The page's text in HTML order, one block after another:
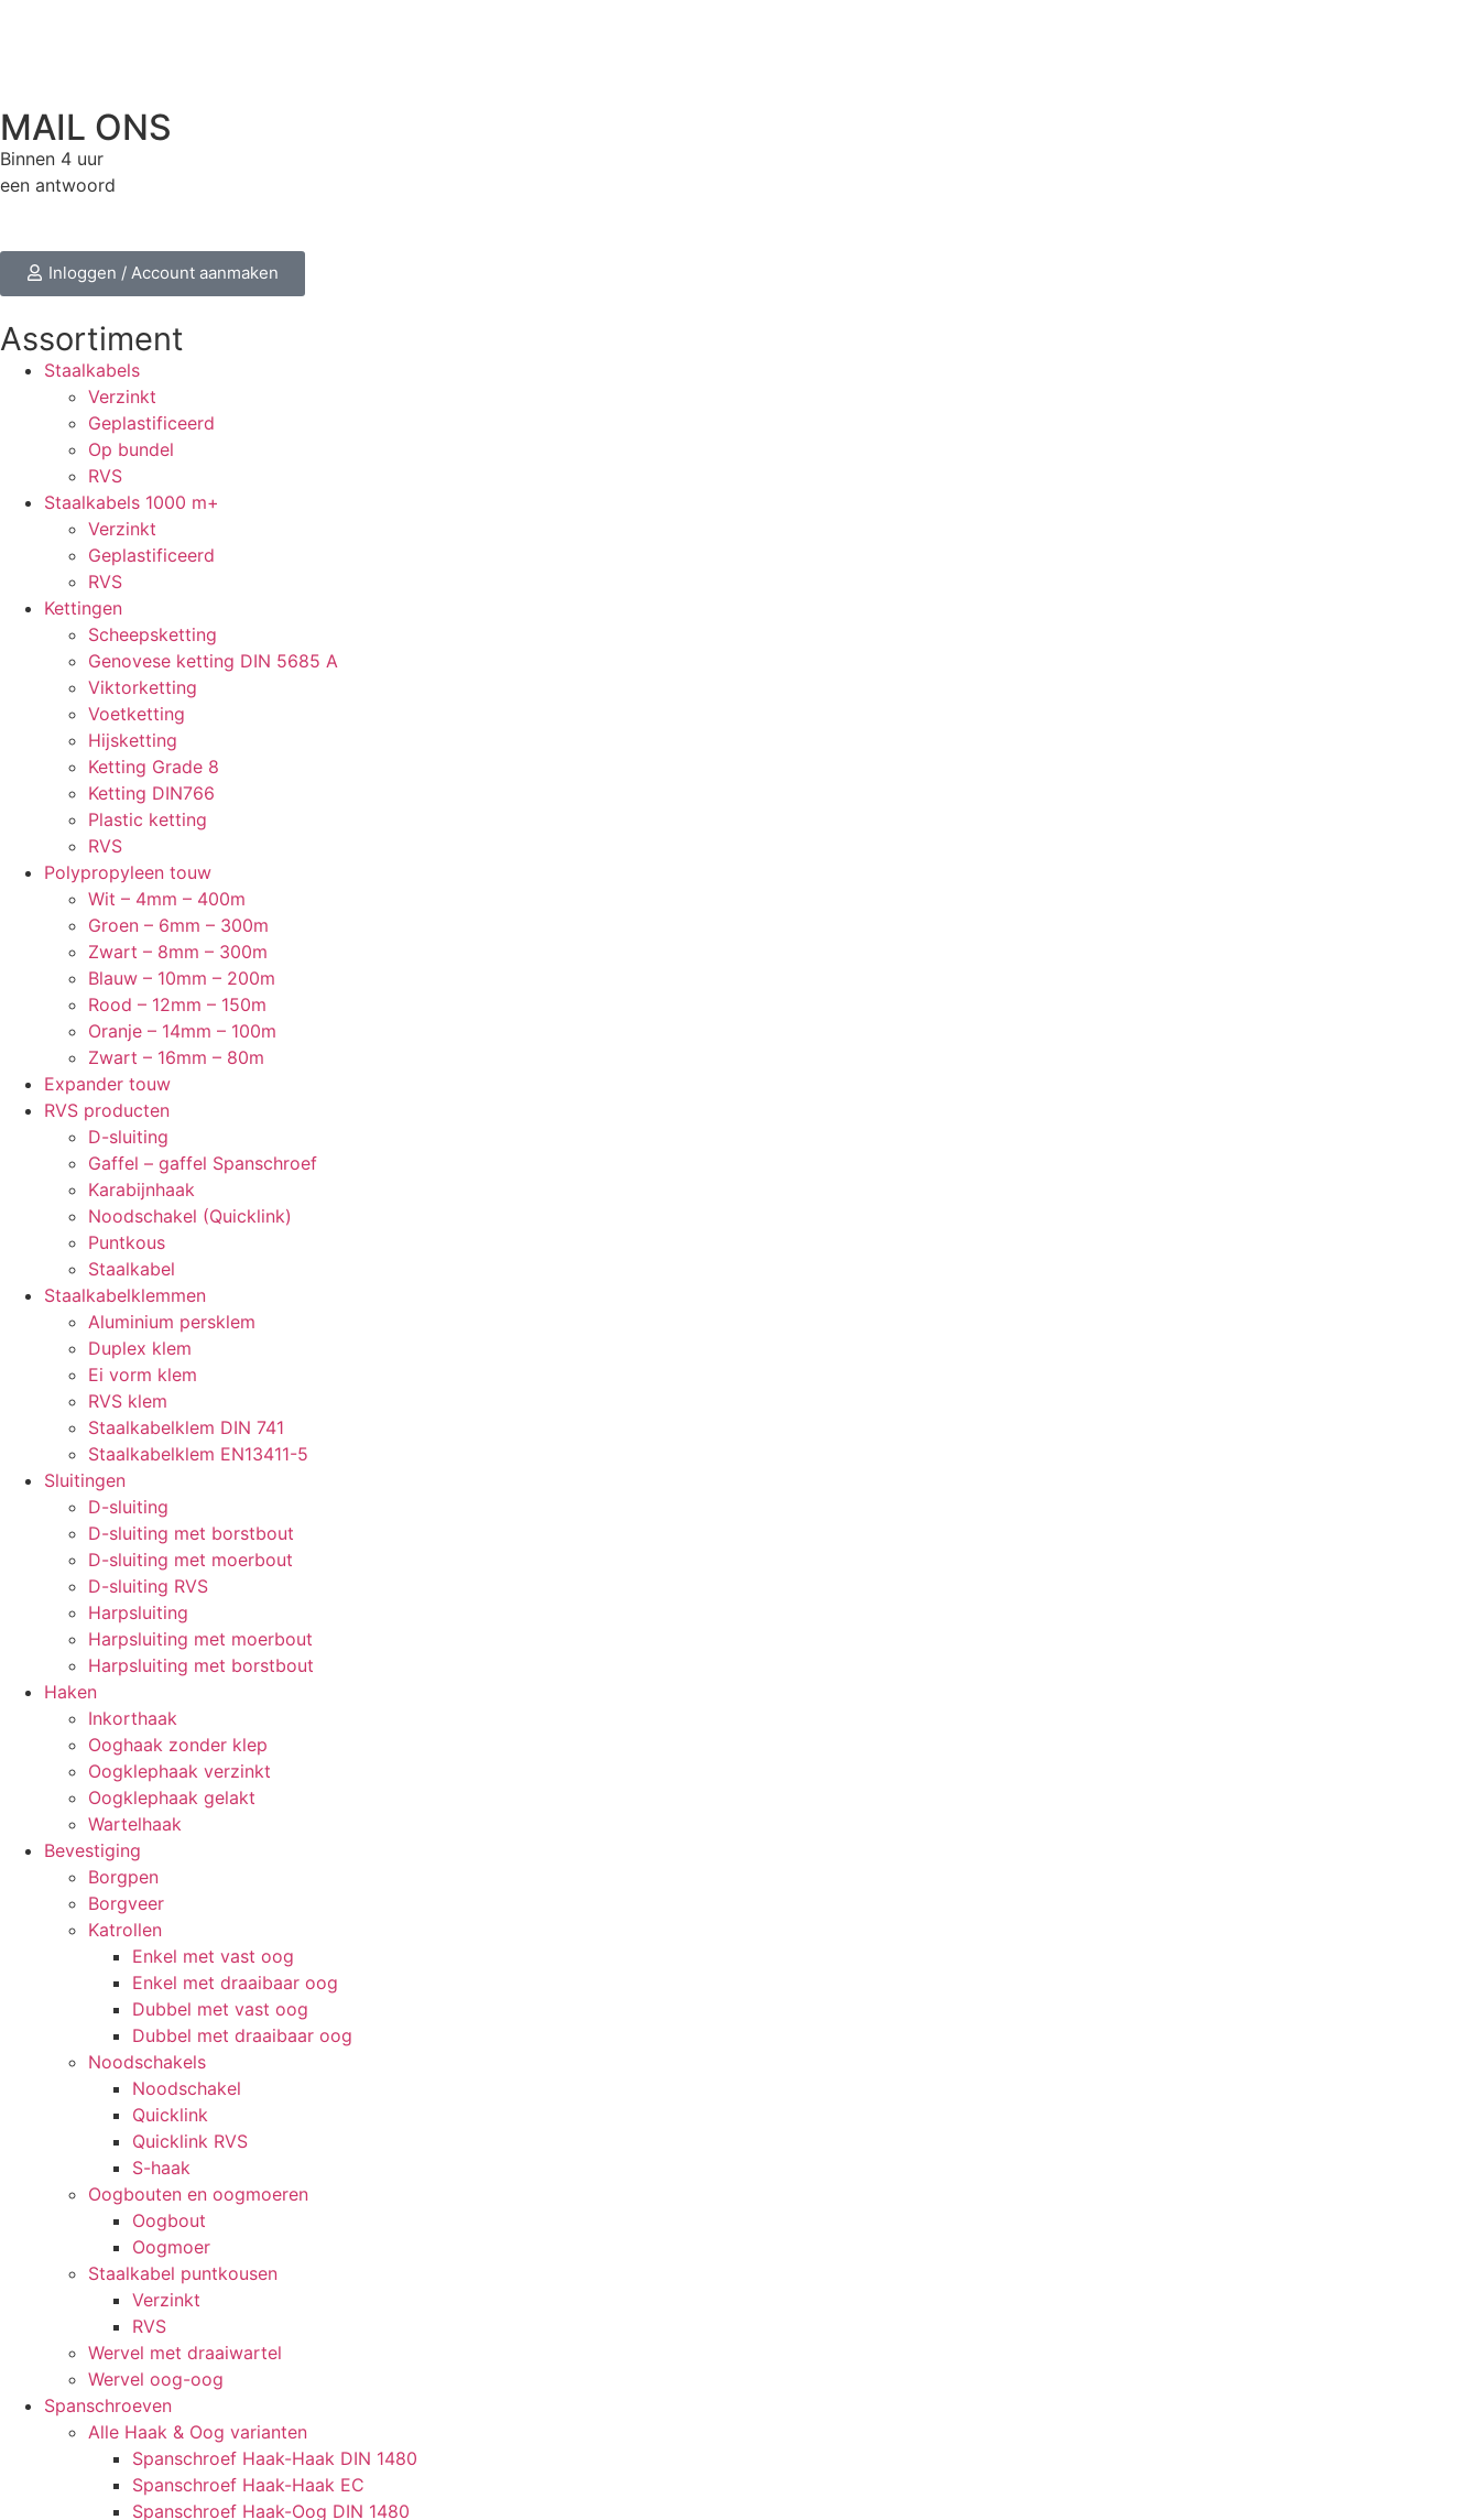
MAIL ONS
Binnen 4 uur
een antwoord
Inloggen / Account aanmaken
Assortiment
Staalkabels
Verzinkt
Geplastificeerd
Op bundel
RVS
Staalkabels 1000 m+
Verzinkt
Geplastificeerd
RVS
Kettingen
Scheepsketting
Genovese ketting DIN 5685 A
Viktorketting
Voetketting
Hijsketting
Ketting Grade 8
Ketting DIN766
Plastic ketting
RVS
Polypropyleen touw
Wit – 4mm – 400m
Groen – 6mm – 300m
Zwart – 8mm – 300m
Blauw – 10mm – 200m
Rood – 12mm – 150m
Oranje – 14mm – 100m
Zwart – 16mm – 80m
Expander touw
RVS producten
D-sluiting
Gaffel – gaffel Spanschroef
Karabijnhaak
Noodschakel (Quicklink)
Puntkous
Staalkabel
Staalkabelklemmen
Aluminium persklem
Duplex klem
Ei vorm klem
RVS klem
Staalkabelklem DIN 741
Staalkabelklem EN13411-5
Sluitingen
D-sluiting
D-sluiting met borstbout
D-sluiting met moerbout
D-sluiting RVS
Harpsluiting
Harpsluiting met moerbout
Harpsluiting met borstbout
Haken
Inkorthaak
Ooghaak zonder klep
Oogklephaak verzinkt
Oogklephaak gelakt
Wartelhaak
Bevestiging
Borgpen
Borgveer
Katrollen
Enkel met vast oog
Enkel met draaibaar oog
Dubbel met vast oog
Dubbel met draaibaar oog
Noodschakels
Noodschakel
Quicklink
Quicklink RVS
S-haak
Oogbouten en oogmoeren
Oogbout
Oogmoer
Staalkabel puntkousen
Verzinkt
RVS
Wervel met draaiwartel
Wervel oog-oog
Spanschroeven
Alle Haak & Oog varianten
Spanschroef Haak-Haak DIN 1480
Spanschroef Haak-Haak EC
Spanschroef Haak-Oog DIN 1480